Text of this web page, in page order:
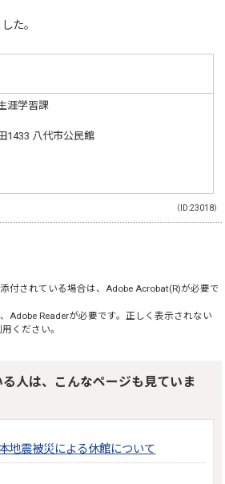
た。
涯学習課
1433 八代市公民館
（ID:23018）
付されている場合は、 Adobe Acrobat(R)が必要で
Adobe Readerが必要です。正しく表示されない
ください。
人は、こんなページも見ていま
地震被災による休館について